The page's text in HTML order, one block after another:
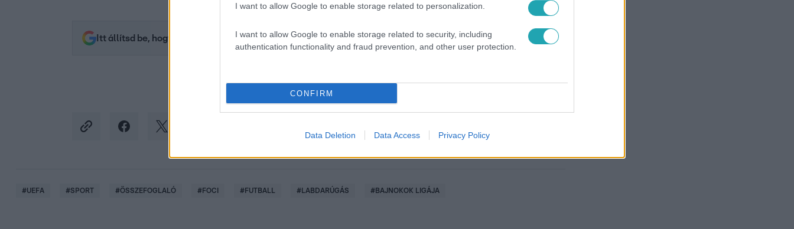
I want to allow Google to enable storage related to personalization.
I want to allow Google to enable storage related to security, including
authentication functionality and fraud prevention, and other user protection.
CONFIRM
Data Deletion Data Access Privacy Policy
Itt állítsd be, hogy az RTL.hu az elsők között legyen a Google-találatokban!
#UEFA #SPORT #ÖSSZEFOGLALÓ #FOCI #FUTBALL # LABDARÚGÁS #BAJNOKOK LIGÁJA